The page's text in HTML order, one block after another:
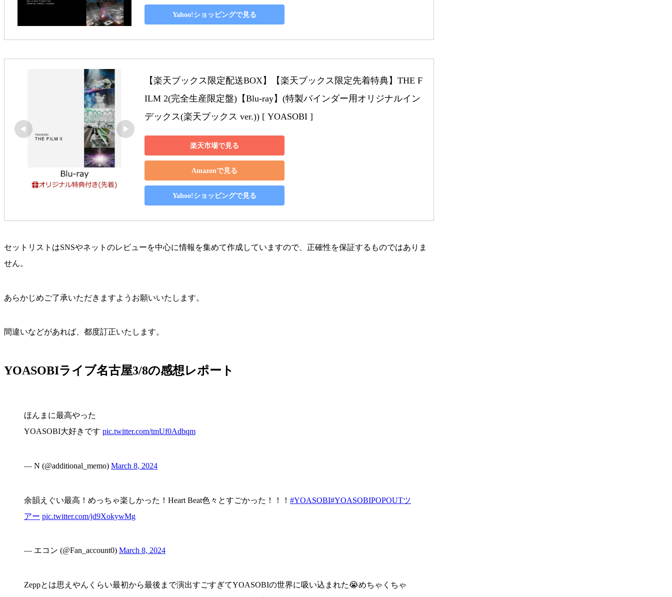
Yahoo!ショッピングで見る
【楽天ブックス限定配送BOX】【楽天ブックス限定先着特典】THE F
ILM 2(完全生産限定盤)【Blu-ray】(特製バインダー用オリジナルイン
デックス(楽天ブックス ver.)) [ YOASOBI ]
楽天市場で見る
Amazonで見る
Yahoo!ショッピングで見る
セットリストはSNSやネットのレビューを中心に情報を集めて作成していますので、正確性を保証するものではありま
せん。
あらかじめご了承いただきますようお願いいたします。
間違いなどがあれば、都度訂正いたします。
YOASOBIライブ名古屋3/8の感想レポート
ほんまに最高やった
YOASOBI大好きです pic.twitter.com/tmUf0Adbqm
— N (@additional_memo) March 8, 2024
余韻えぐい最高！めっちゃ楽しかった！Heart Beat色々とすごかった！！！ #YOASOBI#YOASOBIPOPOUTツ
アー pic.twitter.com/jd9XokywMg
— エコン (@Fan_account0) March 8, 2024
Zeppとは思えやんくらい最初から最後まで演出すごすぎてYOASOBIの世界に吸い込まれた😭めちゃくちゃ